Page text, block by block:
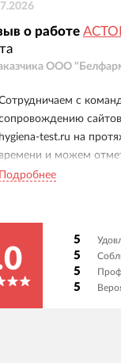
о работе
ООО
с
hygiena-test.ru на
времени и можем
профессионализма и
оказывают поддержку
и
в
партнерство и
надежного
Подробнее
5
5
5
5